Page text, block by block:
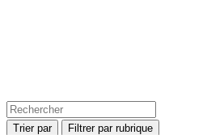
Trier par Filtrer par rubrique